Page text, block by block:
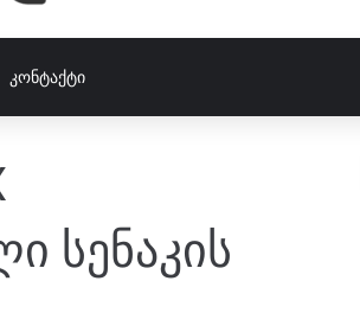
ᲙᲝᲜᲢᲐᲥᲢᲘ
სენაკის